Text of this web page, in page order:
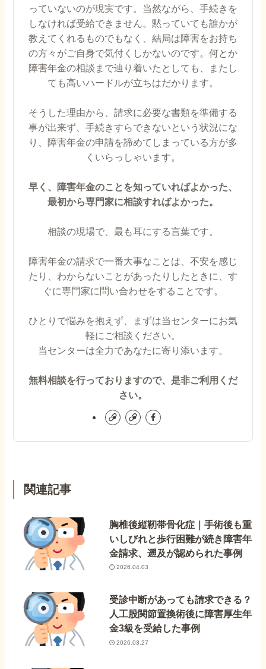
っていないのが現実です。当然ながら、手続きを
しなければ受給できません。黙っていても誰かが
教えてくれるものでもなく、結局は障害をお持ち
の方々がご自身で気付くしかないのです。何とか
障害年金の相談まで辿り着いたとしても、またし
ても高いハードルが立ちはだかります。
そうした理由から、請求に必要な書類を準備する
事が出来ず、手続きすらできないという状況にな
り、障害年金の申請を諦めてしまっている方が多
くいらっしゃいます。
早く、障害年金のことを知っていればよかった、
最初から専門家に相談すればよかった。
相談の現場で、最も耳にする言葉です。
障害年金の請求で一番大事なことは、不安を感じ
たり、わからないことがあったりしたときに、す
ぐに専門家に問い合わせをすることです。
ひとりで悩みを抱えず、まずは当センターにお気
軽にご相談ください。
当センターは全力であなたに寄り添います。
無料相談を行っておりますので、是非ご利用くだ
さい。
関連記事
胸椎後縦靭帯骨化症｜手術後も重
いしびれと歩行困難が続き障害年
金請求、遡及が認められた事例
2026.04.03
受診中断があっても請求できる？
人工股関節置換術後に障害厚生年
金3級を受給した事例
2026.03.27